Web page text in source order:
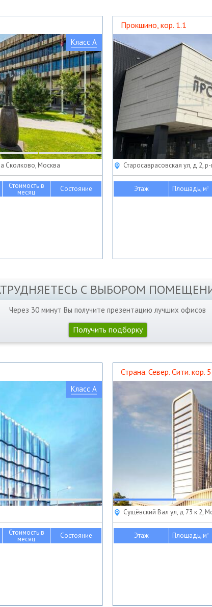
Класс A
Сколково, Москва
Стоимость в
месяц Состояние
Прокшино, кор. 1.1
Старосаврасовская ул, д 2,
Этаж Площадь, м2
С ВЫБОРОМ
Через 30 минут Вы получите презентацию лучших офисов
Получить подборку
Класс A
Стоимость в
месяц Состояние
Страна. Север. Сити. кор. 5
Сущёвский Вал ул, д 73 к 2,
Этаж Площадь, м2